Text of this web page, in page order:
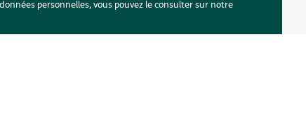
personnelles, vous pouvez le consulter sur notre